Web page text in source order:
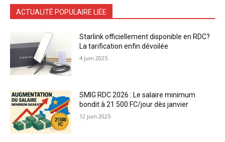
ACTUALITÉ POPULAIRE LIÉE
Starlink officiellement disponible en RDC?
La tarification enfin dévoilée
4 juin 2025
SMIG RDC 2026 : Le salaire minimum
bondit à 21 500 FC/jour dès janvier
12 juin 2025